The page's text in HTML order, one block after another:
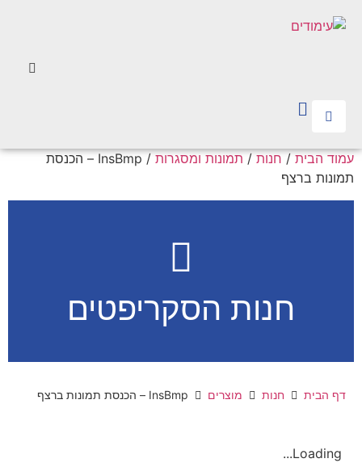
עמוד הבית / חנות / תמונות ומסגרות
/ InsBmp – הכנסת
תמונות ברצף
חנות הסקריפטים
דף הבית חנות מוצרים InsBmp – הכנסת תמונות ברצף
Loading...